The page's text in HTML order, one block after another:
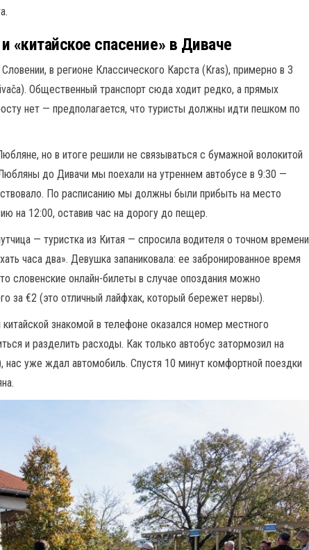
«китайское спасение» в Диваче
в регионе Классического Карста (Kras), примерно в 3
Общественный транспорт сюда ходит редко, а прямых
нет — предполагается, что туристы должны идти пешком по
но в итоге решили не связываться с бумажной волокитой
до Дивачи мы поехали на утреннем автобусе в 9:30 —
По расписанию мы должны были прибыть на место
на 12:00, оставив час на дорогу до пещер.
— туристка из Китая — спросила водителя о точном времени
часа два». Девушка запаниковала: ее забронированное время
словенские онлайн-билеты в случае опоздания можно
за €2 (это отличный лайфхак, который бережет нервы).
знакомой в телефоне оказался номер местного
и разделить расходы. Как только автобус затормозил на
нас уже ждал автомобиль. Спустя 10 минут комфортной поездки